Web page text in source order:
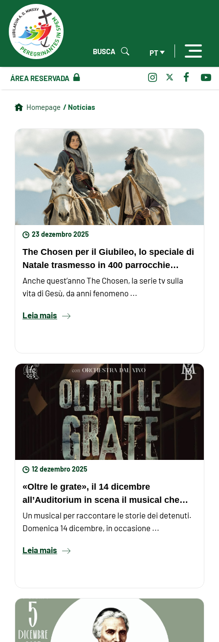
PT
BUSCA
ÁREA RESERVADA
Homepage / Notícias
23 dezembro 2025
The Chosen per il Giubileo, lo speciale di
Natale trasmesso in 400 parrocchie
italiane
Anche quest’anno The Chosen, la serie tv sulla
vita di Gesù, da anni fenomeno ...
Leia mais
12 dezembro 2025
«Oltre le grate», il 14 dicembre
all’Auditorium in scena il musical che
racconta le storie dei ...
Un musical per raccontare le storie dei detenuti.
Domenica 14 dicembre, in occasione ...
Leia mais